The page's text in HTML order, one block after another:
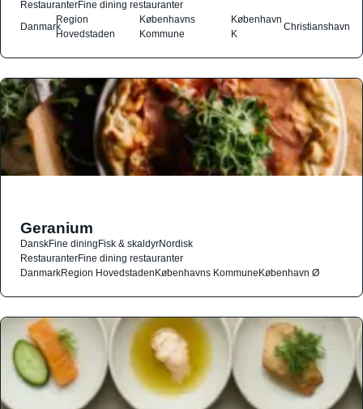
RestauranterFine dining restauranter
Danmark
Region
Hovedstaden
Københavns
Kommune
København
K
Christianshavn
Geranium
DanskFine diningFisk & skaldyrNordisk
RestauranterFine dining restauranter
DanmarkRegion HovedstadenKøbenhavns KommuneKøbenhavn Ø